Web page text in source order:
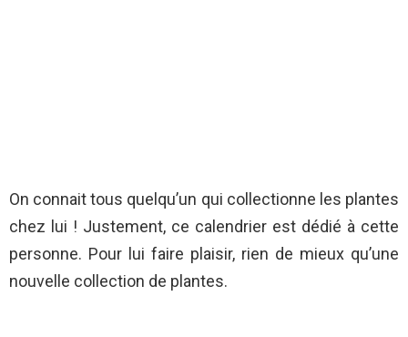
On connait tous quelqu’un qui collectionne les plantes
chez lui ! Justement, ce calendrier est dédié à cette
personne. Pour lui faire plaisir, rien de mieux qu’une
nouvelle collection de plantes.